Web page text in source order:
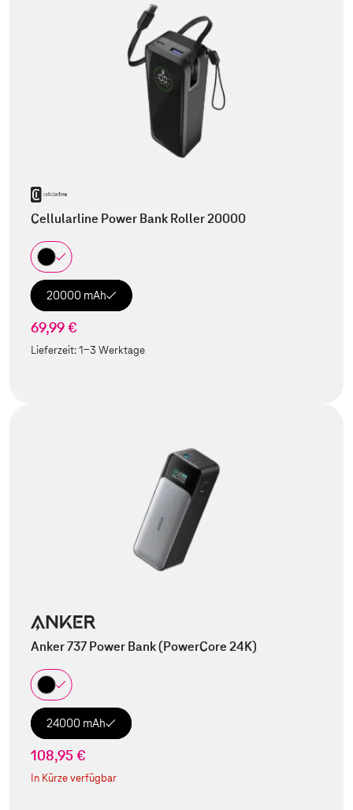
Cellularline Power Bank Roller 20000
20000 mAh
69,99 €
Lieferzeit:1-3 Werktage
Anker 737 Power Bank (PowerCore 24K)
24000 mAh
108,95 €
In Kürze verfügbar